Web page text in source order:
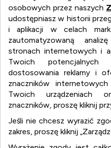
osobowych przez naszych
udostępniasz w historii
i aplikacji w celach
zautomatyzowaną
stronach internetowych i
Twoich
dostosowania reklamy i
znaczników
Twoich urządzeniach
znaczników, proszę kliknij
Jeśli nie chcesz wyrazić
zakres, proszę kliknij
wnetrza.org
wnetrza.org